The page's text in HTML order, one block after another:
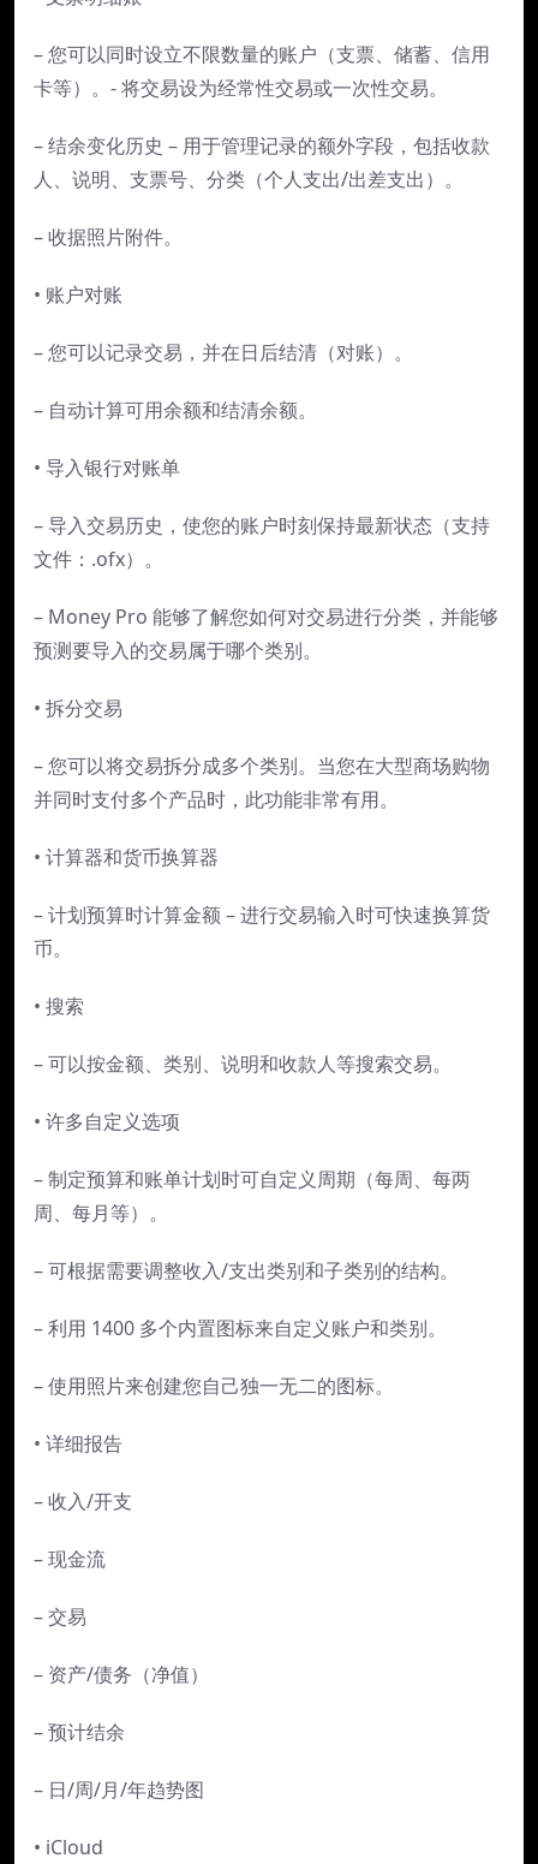
– 您可以同时设立不限数量的账户（支票、储蓄、信用
卡等）。- 将交易设为经常性交易或一次性交易。
– 结余变化历史 – 用于管理记录的额外字段，包括收款
人、说明、支票号、分类（个人支出/出差支出）。
– 收据照片附件。
• 账户对账
– 您可以记录交易，并在日后结清（对账）。
– 自动计算可用余额和结清余额。
• 导入银行对账单
– 导入交易历史，使您的账户时刻保持最新状态（支持
文件：.ofx）。
– Money Pro 能够了解您如何对交易进行分类，并能够
预测要导入的交易属于哪个类别。
• 拆分交易
– 您可以将交易拆分成多个类别。当您在大型商场购物
并同时支付多个产品时，此功能非常有用。
• 计算器和货币换算器
– 计划预算时计算金额 – 进行交易输入时可快速换算货
币。
• 搜索
– 可以按金额、类别、说明和收款人等搜索交易。
• 许多自定义选项
– 制定预算和账单计划时可自定义周期（每周、每两
周、每月等）。
– 可根据需要调整收入/支出类别和子类别的结构。
– 利用 1400 多个内置图标来自定义账户和类别。
– 使用照片来创建您自己独一无二的图标。
• 详细报告
– 收入/开支
– 现金流
– 交易
– 资产/债务（净值）
– 预计结余
– 日/周/月/年趋势图
• iCloud